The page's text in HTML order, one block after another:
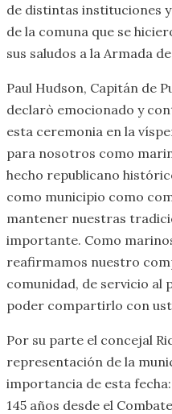
de distintas instituciones
de la comuna que se
sus saludos a la Armada
Paul Hudson, Capitán de
declarò emocionado y
esta ceremonia en la
para nosotros como
hecho republicano
como municipio como
mantener nuestras
importante. Como
reafirmamos nuestro
comunidad, de servicio al
poder compartirlo con
Por su parte el concejal
representación de la
importancia de esta
145 años desde el